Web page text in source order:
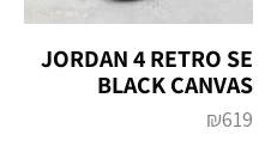
JORDAN 4 RETRO SE
BLACK CANVAS
₪619